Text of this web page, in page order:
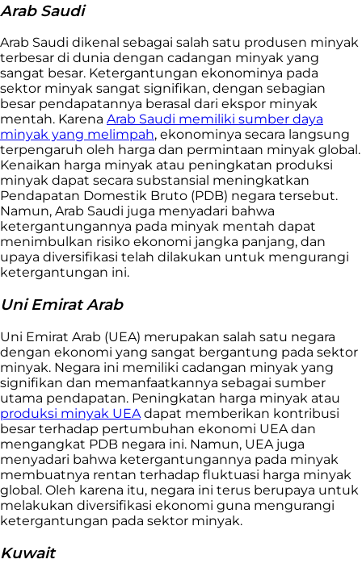
Arab Saudi
Arab Saudi dikenal sebagai salah satu produsen minyak
terbesar di dunia dengan cadangan minyak yang
sangat besar. Ketergantungan ekonominya pada
sektor minyak sangat signifikan, dengan sebagian
besar pendapatannya berasal dari ekspor minyak
mentah. Karena Arab Saudi memiliki sumber daya
minyak yang melimpah, ekonominya secara langsung
terpengaruh oleh harga dan permintaan minyak global.
Kenaikan harga minyak atau peningkatan produksi
minyak dapat secara substansial meningkatkan
Pendapatan Domestik Bruto (PDB) negara tersebut.
Namun, Arab Saudi juga menyadari bahwa
ketergantungannya pada minyak mentah dapat
menimbulkan risiko ekonomi jangka panjang, dan
upaya diversifikasi telah dilakukan untuk mengurangi
ketergantungan ini.
Uni Emirat Arab
Uni Emirat Arab (UEA) merupakan salah satu negara
dengan ekonomi yang sangat bergantung pada sektor
minyak. Negara ini memiliki cadangan minyak yang
signifikan dan memanfaatkannya sebagai sumber
utama pendapatan. Peningkatan harga minyak atau
produksi minyak UEAdapat memberikan kontribusi
besar terhadap pertumbuhan ekonomi UEA dan
mengangkat PDB negara ini. Namun, UEA juga
menyadari bahwa ketergantungannya pada minyak
membuatnya rentan terhadap fluktuasi harga minyak
global. Oleh karena itu, negara ini terus berupaya untuk
melakukan diversifikasi ekonomi guna mengurangi
ketergantungan pada sektor minyak.
Kuwait